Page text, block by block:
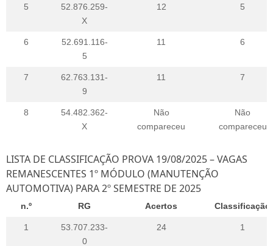
5
52.876.259-
X
12 5
6
52.691.116-
5
11 6
7
62.763.131-
9
11 7
8
54.482.362-
X
Não
compareceu
Não
compareceu
LISTA DE CLASSIFICAÇÃO PROVA 19/08/2025 – VAGAS
REMANESCENTES 1º MÓDULO (MANUTENÇÃO
AUTOMOTIVA) PARA 2º SEMESTRE DE 2025
n.º RG Acertos Classificação
1
53.707.233-
0
24 1